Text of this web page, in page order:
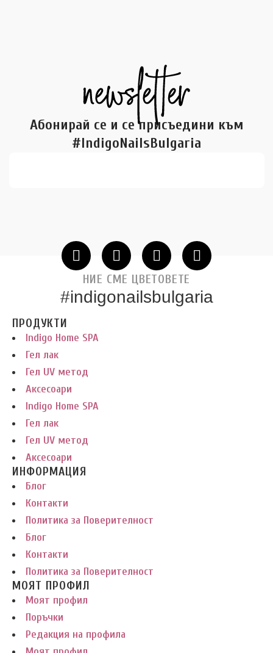
Абонирай се и се присъедини към
#IndigoNailsBulgaria
НИЕ СМЕ ЦВЕТОВЕТЕ
#indigonailsbulgaria
ПРОДУКТИ
Indigo Home SPA
Гел лак
Гел UV метод
Аксесоари
Indigo Home SPA
Гел лак
Гел UV метод
Аксесоари
ИНФОРМАЦИЯ
Блог
Контакти
Политика за Поверителност
Блог
Контакти
Политика за Поверителност
МОЯТ ПРОФИЛ
Моят профил
Поръчки
Редакция на профила